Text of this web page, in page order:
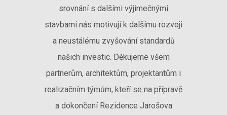
srovnání s dalšími výjimečnými
stavbami nás motivují k dalšímu rozvoji
a neustálému zvyšování standardů
našich investic. Děkujeme všem
partnerům, architektům, projektantům i
realizačním týmům, kteří se na přípravě
a dokončení Rezidence Jarošova